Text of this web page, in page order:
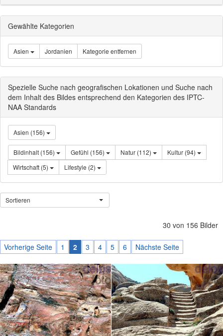
Gewählte Kategorien
Asien Jordanien Kategorie entfernen
Spezielle Suche nach geografischen Lokationen und Suche nach
dem Inhalt des Bildes entsprechend den Kategorien des IPTC-
NAA Standards
Asien (156)
Bildinhalt (156) Gefühl (156) Natur (112)
Kultur (94)
Wirtschaft (5)
Lifestyle (2)
Sortieren
30 von 156 Bilder
Vorherige Seite 1 2 3 4 5 6 Nächste Seite